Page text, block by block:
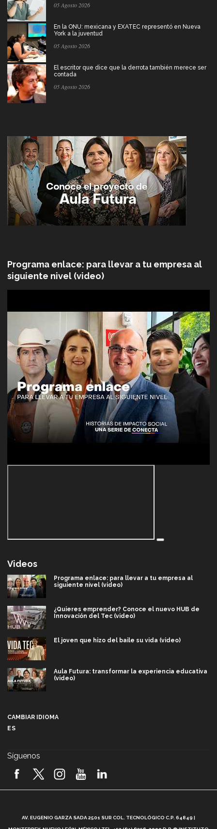
05 Agosto 2026
En la ONU: mexicana y EXATEC representó en Nueva
York a la juventud
05 Agosto 2026
El escritor que dice que la derrota también merece ser
contada
05 Agosto 2026
Programa enlace: para llevar a tu empresa al
siguiente nivel (video)
Videos
Programa enlace: para llevar a tu empresa al
siguiente nivel (video)
¿Quieres emprender? Conoce el nuevo HUB de
Innovación del Tec (video)
El joven que hizo del baile su vida (video)
Aula Futura: transformar la experiencia educativa
(video)
2026! (video)
¿Cómo es el Modelo Educativo Tec? (video)
CAMBIAR IDIOMA
ES
Síguenos
AV. EUGENIO GARZA SADA 2501 SUR COL. TECNOLÓGICO C.P. 64849 |